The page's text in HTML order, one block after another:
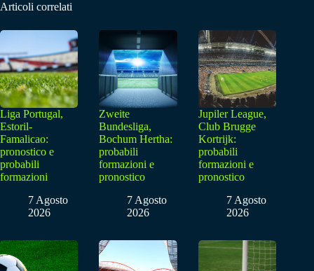
Articoli correlati
Liga Portugal,
Estoril-
Famalicao:
pronostico e
probabili
formazioni
7 Agosto
2026
Zweite
Bundesliga,
Bochum Hertha:
probabili
formazioni e
pronostico
7 Agosto
2026
Jupiler League,
Club Brugge
Kortrijk:
probabili
formazioni e
pronostico
7 Agosto
2026